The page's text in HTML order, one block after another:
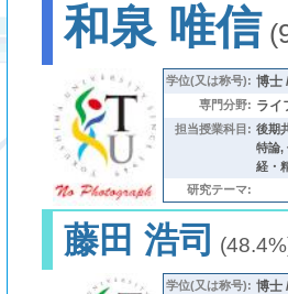
和泉 唯信
学位(又は称号): 博士
専門分野: ライ
担当授業科目: 後期
特論,
経・
研究テーマ:
藤田 浩司
学位(又は称号): 博士